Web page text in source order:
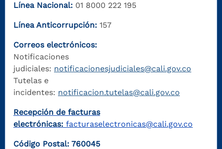
Línea Nacional: 01 8000 222 195
Línea Anticorrupción: 157
Correos electrónicos:
Notificaciones
judiciales: notificacionesjudiciales@cali.gov.co
Tutelas e
incidentes: notificacion.tutelas@cali.gov.co
Recepción de facturas
electrónicas: facturaselectronicas@cali.gov.co
Código Postal: 760045